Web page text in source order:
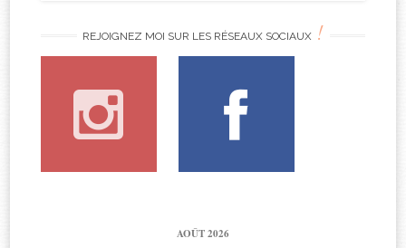
REJOIGNEZ MOI SUR LES RÉSEAUX SOCIAUX !
AOÛT 2026